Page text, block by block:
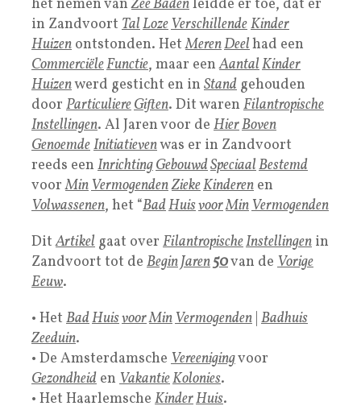
het nemen vanZee Badenleidde er toe, dat er
in Zandvoort TalLozeVerschillendeKinder
Huizen ontstonden. HetMerenDeelhad een
CommerciëleFunctie, maar eenAantalKinder
Huizenwerd gesticht en in Stand gehouden
door ParticuliereGiften. Dit waren Filantropische
Instellingen. Al Jaren voor de HierBoven
GenoemdeInitiatievenwas er in Zandvoort
reeds een InrichtingGebouwdSpeciaalBestemd
voorMinVermogendenZiekeKinderen en
Volwassenen, het “BadHuisvoorMinVermogenden
DitArtikel gaat over FilantropischeInstellingen in
Zandvoort tot de BeginJaren50van de Vorige
Eeuw.
• Het BadHuisvoorMinVermogenden Badhuis
Zeeduin.
• De Amsterdamsche Vereenigingvoor
Gezondheid en VakantieKolonies.
• Het Haarlemsche KinderHuis.